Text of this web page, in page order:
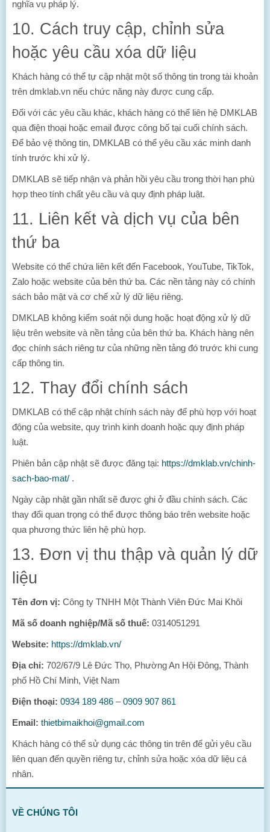
nghĩa vụ pháp lý.
10. Cách truy cập, chỉnh sửa
hoặc yêu cầu xóa dữ liệu
Khách hàng có thể tự cập nhật một số thông tin trong tài khoản
trên dmklab.vn nếu chức năng này được cung cấp.
Đối với các yêu cầu khác, khách hàng có thể liên hệ DMKLAB
qua điện thoại hoặc email được công bố tại cuối chính sách.
Để bảo vệ thông tin, DMKLAB có thể yêu cầu xác minh danh
tính trước khi xử lý.
DMKLAB sẽ tiếp nhận và phản hồi yêu cầu trong thời hạn phù
hợp theo tính chất yêu cầu và quy định pháp luật.
11. Liên kết và dịch vụ của bên
thứ ba
Website có thể chứa liên kết đến Facebook, YouTube, TikTok,
Zalo hoặc website của bên thứ ba. Các nền tảng này có chính
sách bảo mật và cơ chế xử lý dữ liệu riêng.
DMKLAB không kiểm soát nội dung hoặc hoạt động xử lý dữ
liệu trên website và nền tảng của bên thứ ba. Khách hàng nên
đọc chính sách riêng tư của những nền tảng đó trước khi cung
cấp thông tin.
12. Thay đổi chính sách
DMKLAB có thể cập nhật chính sách này để phù hợp với hoạt
động của website, quy trình kinh doanh hoặc quy định pháp
luật.
Phiên bản cập nhật sẽ được đăng tại: https://dmklab.vn/chinh-
sach-bao-mat/ .
Ngày cập nhật gần nhất sẽ được ghi ở đầu chính sách. Các
thay đổi quan trọng có thể được thông báo trên website hoặc
qua phương thức liên hệ phù hợp.
13. Đơn vị thu thập và quản lý dữ
liệu
Tên đơn vị: Công ty TNHH Một Thành Viên Đức Mai Khôi
Mã số doanh nghiệp/Mã số thuế: 0314051291
Website: https://dmklab.vn/
Địa chỉ: 702/67/9 Lê Đức Thọ, Phường An Hội Đông, Thành
phố Hồ Chí Minh, Việt Nam
Điện thoại: 0934 189 486 –0909 907 861
Email: thietbimaikhoi@gmail.com
Khách hàng có thể sử dụng các thông tin trên để gửi yêu cầu
liên quan đến quyền riêng tư, chỉnh sửa hoặc xóa dữ liệu cá
nhân.
VỀ CHÚNG TÔI